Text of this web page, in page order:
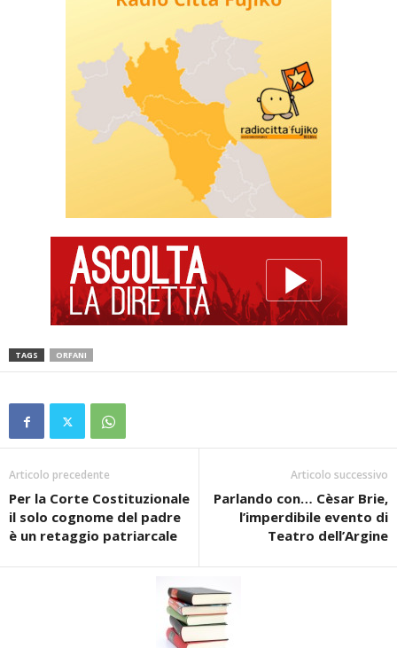
TAGS ORFANI
Articolo precedente
Per la Corte Costituzionale
il solo cognome del padre
è un retaggio patriarcale
Articolo successivo
Parlando con… Cèsar Brie,
l’imperdibile evento di
Teatro dell’Argine